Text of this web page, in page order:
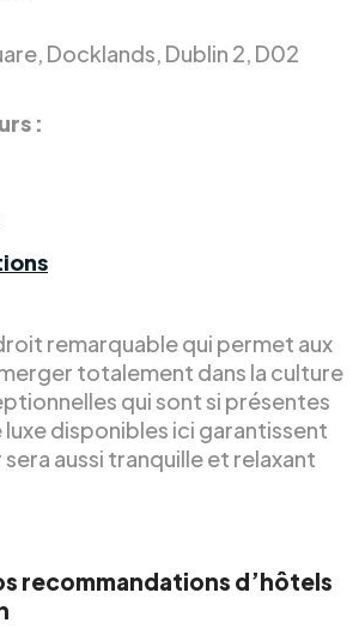
Docklands, Dublin 2, D02
:
remarquable qui permet aux
totalement dans la culture
qui sont si présentes
luxe disponibles ici garantissent
aussi tranquille et relaxant
recommandations d’hôtels